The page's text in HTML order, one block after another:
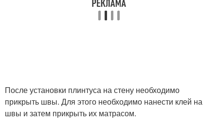
После установки плинтуса на стену необходимо
прикрыть швы. Для этого необходимо нанести клей на
швы и затем прикрыть их матрасом.